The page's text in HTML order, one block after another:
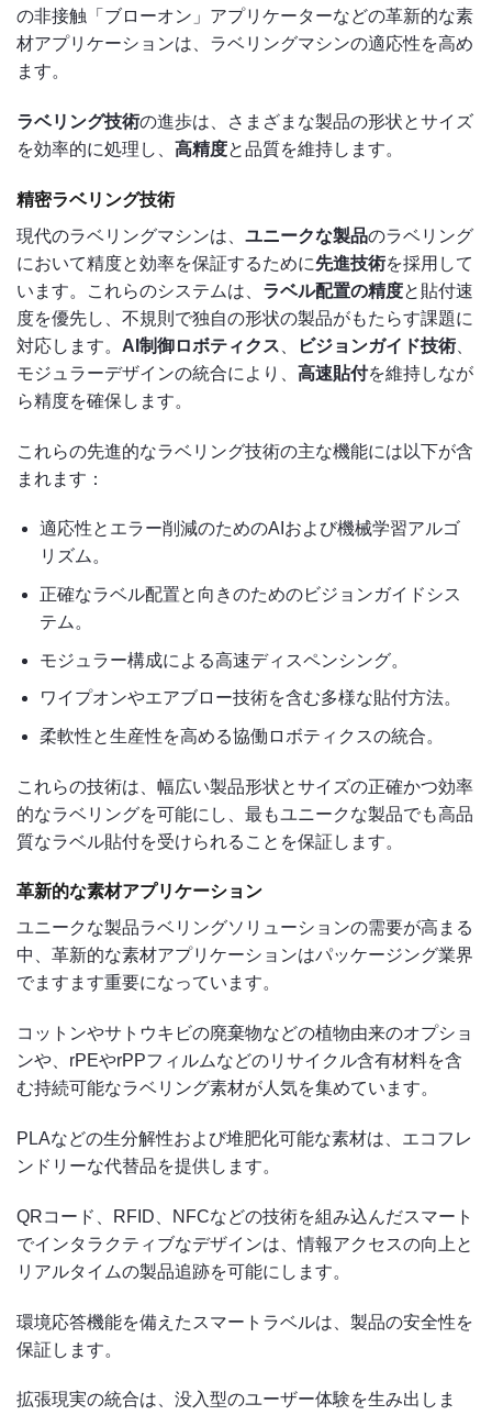
の非接触「ブローオン」アプリケーターなどの革新的な素
材アプリケーションは、ラベリングマシンの適応性を高め
ます。
ラベリング技術の進歩は、さまざまな製品の形状とサイズ
を効率的に処理し、 高精度と品質を維持します。
精密ラベリング技術
現代のラベリングマシンは、 ユニークな製品のラベリング
において精度と効率を保証するために先進技術を採用して
います。これらのシステムは、 ラベル配置の精度と貼付速
度を優先し、不規則で独自の形状の製品がもたらす課題に
対応します。 AI制御ロボティクス ビジョンガイド技術
モジュラーデザインの統合により、 高速貼付を維持しなが
ら精度を確保します。
これらの先進的なラベリング技術の主な機能には以下が含
まれます：
適応性とエラー削減のためのAIおよび機械学習アルゴ
リズム。
正確なラベル配置と向きのためのビジョンガイドシス
テム。
モジュラー構成による高速ディスペンシング。
ワイプオンやエアブロー技術を含む多様な貼付方法。
柔軟性と生産性を高める協働ロボティクスの統合。
これらの技術は、幅広い製品形状とサイズの正確かつ効率
的なラベリングを可能にし、最もユニークな製品でも高品
質なラベル貼付を受けられることを保証します。
革新的な素材アプリケーション
ユニークな製品ラベリングソリューションの需要が高まる
中、革新的な素材アプリケーションはパッケージング業界
でますます重要になっています。
コットンやサトウキビの廃棄物などの植物由来のオプショ
ンや、rPEやrPPフィルムなどのリサイクル含有材料を含
む持続可能なラベリング素材が人気を集めています。
PLAなどの生分解性および堆肥化可能な素材は、エコフレ
ンドリーな代替品を提供します。
QRコード、RFID、NFCなどの技術を組み込んだスマート
でインタラクティブなデザインは、情報アクセスの向上と
リアルタイムの製品追跡を可能にします。
環境応答機能を備えたスマートラベルは、製品の安全性を
保証します。
拡張現実の統合は、没入型のユーザー体験を生み出しま